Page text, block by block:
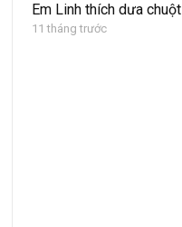
Em Linh thích dưa chuột
11 tháng trước